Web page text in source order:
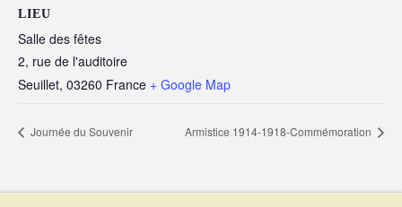
LIEU
Salle des fêtes
2, rue de l'auditoire
Seuillet, 03260 France + Google Map
Journée du Souvenir Armistice 1914-1918-Commémoration